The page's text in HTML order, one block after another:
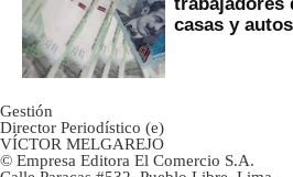
casas y
Gestión
Director Periodístico (e)
VÍCTOR MELGAREJO
© Empresa Editora El Comercio S.A.